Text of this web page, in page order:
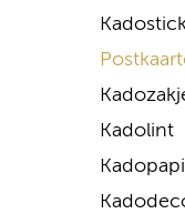
Kadolint